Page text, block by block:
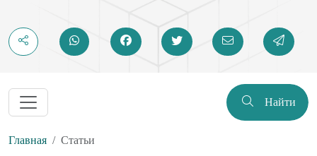
Найти
Главная Статьи